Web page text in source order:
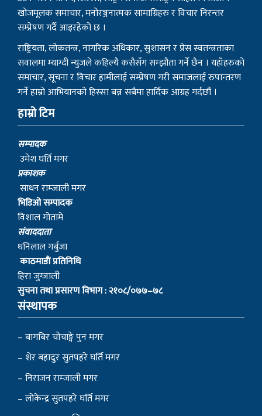
सत्य निष्पक्ष र स्वतन्त्रतालाई आत्मसात गर्दै ग्लोबल म्याग्दी मिडिया
प्रालिद्वारा सञ्चालित जिल्लाकै पहिलो आधिकारिक न्युज पोर्टल हो ।
परिमार्जित गरेर ‘म्याग्दी न्युज डट्कम’ संचालनमा ल्याइएको हो ।
म्याग्दी न्युज डटकम तपाई हाम्रो साझा चौतारी हो ।म्याग्दी न्युज
डटकमले स्थानिय, जिल्ला, राष्ट्रिय तथा अन्तराष्ट्रिय सहितको ताजा र
खोजमूलक समाचार, मनोरञ्जनात्मक सामाग्रिहरु र विचार निरन्तर
सम्प्रेषण गर्दै आइरहेको छ ।
राष्ट्रियता, लोकतन्त्र, नागरिक अधिकार, सुशासन र प्रेस स्वतन्त्रताका
सवालमा म्याग्दी न्युजले कहिल्यै कसैसँग सम्झौता गर्ने छैन । यहाँहरुको
समाचार, सूचना र विचार हामीलाई सम्प्रेषण गरी समाजलाई रुपान्तरण
गर्ने हाम्रो आभियानको हिस्सा बन्न सबैमा हार्दिक आग्रह गर्दछौं ।
हाम्रो टिम
सम्पादक
उमेश घर्ति मगर
प्रकाशक
साधन राम्जाली मगर
भिडिओ सम्पादक
विशाल गोतामे
स‌ंवाददाता
धनिलाल गर्बुजा
काठमाडाैं प्रतिनिधि
हिरा जुग्जाली
सुचना तथा प्रसारण विभाग : २१०८/०७७–७८
संस्थापक